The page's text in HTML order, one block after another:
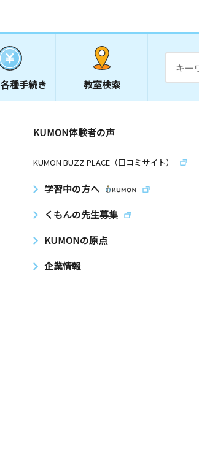
各種手続き 教室検索
KUMON体験者の声
KUMON BUZZ PLACE（口コミサイト）
学習中の方へ
くもんの先生募集
KUMONの原点
企業情報